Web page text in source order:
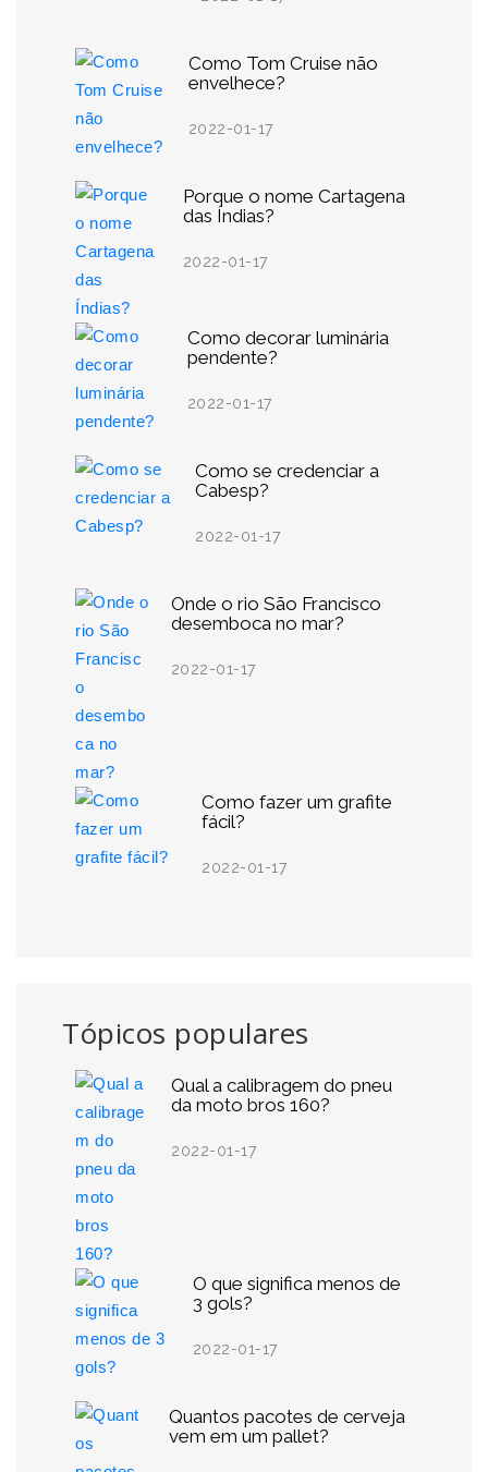
Como Tom Cruise não
envelhece?
2022-01-17
Porque o nome Cartagena
das Índias?
2022-01-17
Como decorar luminária
pendente?
2022-01-17
Como se credenciar a
Cabesp?
2022-01-17
Onde o rio São Francisco
desemboca no mar?
2022-01-17
Como fazer um grafite
fácil?
2022-01-17
Tópicos populares
Qual a calibragem do pneu
da moto bros 160?
2022-01-17
O que significa menos de
3 gols?
2022-01-17
Quantos pacotes de cerveja
vem em um pallet?